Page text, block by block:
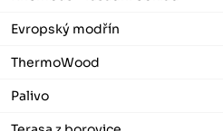
Evropský modřín
ThermoWood
Palivo